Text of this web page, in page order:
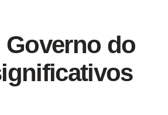
Governo do